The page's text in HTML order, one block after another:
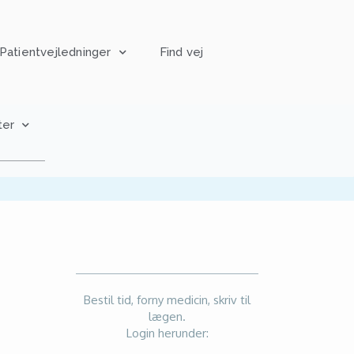
Patientvejledninger Find vej
Bestil tid, forny medicin, skriv til
lægen.
Login herunder: